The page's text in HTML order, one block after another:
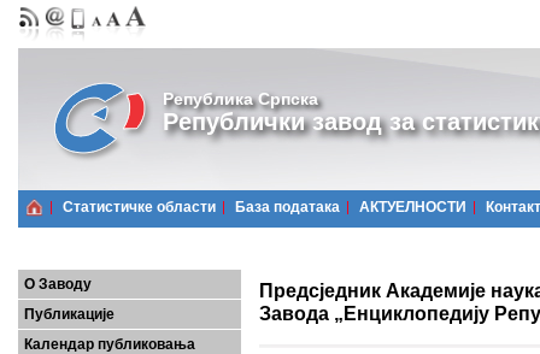
Република Српска
Републички завод за
Статистичке области Базa података АКТУЕЛНОСТИ Контакт
О Заводу
Публикације
Календар публиковања
Предсједник Академије
Завода „Енциклопедију